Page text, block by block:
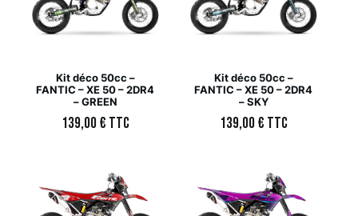
Kit déco 50cc –
FANTIC – XE 50 – 2DR4
– GREEN
139,00€ TTC
Kit déco 50cc –
FANTIC – XE 50 – 2DR4
– SKY
139,00€ TTC